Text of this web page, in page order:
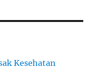
Kesehatan